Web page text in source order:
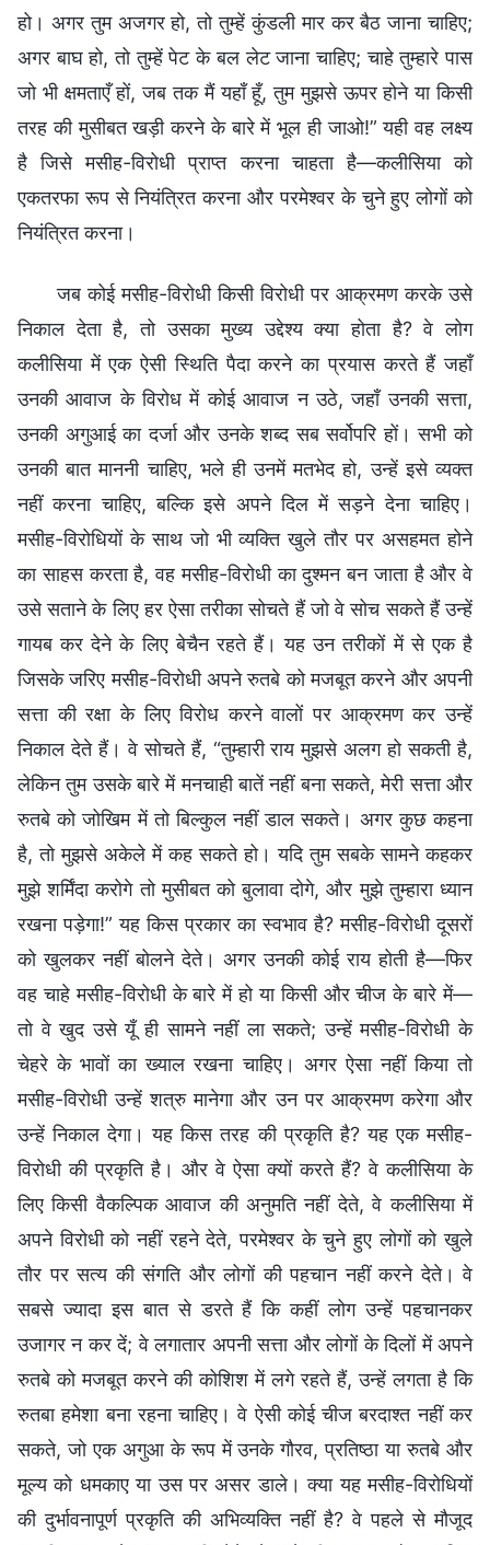
हो। अगर तुम अजगर हो, तो तुम्हें कुंडली मार कर बैठ जाना चाहिए;
अगर बाघ हो, तो तुम्हें पेट के बल लेट जाना चाहिए; चाहे तुम्हारे पास
जो भी क्षमताएँ हों, जब तक मैं यहाँ हूँ, तुम मुझसे ऊपर होने या किसी
तरह की मुसीबत खड़ी करने के बारे में भूल ही जाओ!” यही वह लक्ष्य
है जिसे मसीह-विरोधी प्राप्त करना चाहता है—कलीसिया को
एकतरफा रूप से नियंत्रित करना और परमेश्वर के चुने हुए लोगों को
नियंत्रित करना।
जब कोई मसीह-विरोधी किसी विरोधी पर आक्रमण करके उसे
निकाल देता है, तो उसका मुख्य उद्देश्य क्या होता है? वे लोग
कलीसिया में एक ऐसी स्थिति पैदा करने का प्रयास करते हैं जहाँ
उनकी आवाज के विरोध में कोई आवाज न उठे, जहाँ उनकी सत्ता,
उनकी अगुआई का दर्जा और उनके शब्द सब सर्वोपरि हों। सभी को
उनकी बात माननी चाहिए, भले ही उनमें मतभेद हो, उन्हें इसे व्यक्त
नहीं करना चाहिए, बल्कि इसे अपने दिल में सड़ने देना चाहिए।
मसीह-विरोधियों के साथ जो भी व्यक्ति खुले तौर पर असहमत होने
का साहस करता है, वह मसीह-विरोधी का दुश्मन बन जाता है और वे
उसे सताने के लिए हर ऐसा तरीका सोचते हैं जो वे सोच सकते हैं उन्हें
गायब कर देने के लिए बेचैन रहते हैं। यह उन तरीकों में से एक है
जिसके जरिए मसीह-विरोधी अपने रुतबे को मजबूत करने और अपनी
सत्ता की रक्षा के लिए विरोध करने वालों पर आक्रमण कर उन्हें
निकाल देते हैं। वे सोचते हैं, “तुम्हारी राय मुझसे अलग हो सकती है,
लेकिन तुम उसके बारे में मनचाही बातें नहीं बना सकते, मेरी सत्ता और
रुतबे को जोखिम में तो बिल्कुल नहीं डाल सकते। अगर कुछ कहना
है, तो मुझसे अकेले में कह सकते हो। यदि तुम सबके सामने कहकर
मुझे शर्मिंदा करोगे तो मुसीबत को बुलावा दोगे, और मुझे तुम्हारा ध्यान
रखना पड़ेगा!” यह किस प्रकार का स्वभाव है? मसीह-विरोधी दूसरों
को खुलकर नहीं बोलने देते। अगर उनकी कोई राय होती है—फिर
वह चाहे मसीह-विरोधी के बारे में हो या किसी और चीज के बारे में—
तो वे खुद उसे यूँ ही सामने नहीं ला सकते; उन्हें मसीह-विरोधी के
चेहरे के भावों का ख्याल रखना चाहिए। अगर ऐसा नहीं किया तो
मसीह-विरोधी उन्हें शत्रु मानेगा और उन पर आक्रमण करेगा और
उन्हें निकाल देगा। यह किस तरह की प्रकृति है? यह एक मसीह-
विरोधी की प्रकृति है। और वे ऐसा क्यों करते हैं? वे कलीसिया के
लिए किसी वैकल्पिक आवाज की अनुमति नहीं देते, वे कलीसिया में
अपने विरोधी को नहीं रहने देते, परमेश्वर के चुने हुए लोगों को खुले
तौर पर सत्य की संगति और लोगों की पहचान नहीं करने देते। वे
सबसे ज्यादा इस बात से डरते हैं कि कहीं लोग उन्हें पहचानकर
उजागर न कर दें; वे लगातार अपनी सत्ता और लोगों के दिलों में अपने
रुतबे को मजबूत करने की कोशिश में लगे रहते हैं, उन्हें लगता है कि
रुतबा हमेशा बना रहना चाहिए। वे ऐसी कोई चीज बरदाश्त नहीं कर
सकते, जो एक अगुआ के रूप में उनके गौरव, प्रतिष्ठा या रुतबे और
मूल्य को धमकाए या उस पर असर डाले। क्या यह मसीह-विरोधियों
की दुर्भावनापूर्ण प्रकृति की अभिव्यक्ति नहीं है? वे पहले से मौजूद